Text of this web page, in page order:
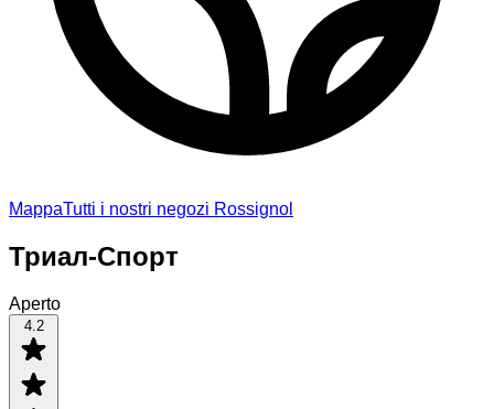
MappaTutti i nostri negozi Rossignol
Триал-Спорт
Aperto
4.2